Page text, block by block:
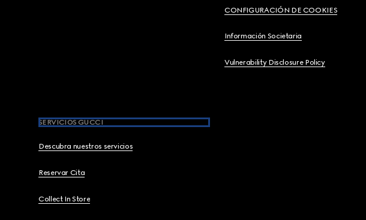
CONFIGURACIÓN DE COOKIES
Información Societaria
Vulnerability Disclosure Policy
SERVICIOS GUCCI
Descubra nuestros servicios
Reservar Cita
Collect In Store